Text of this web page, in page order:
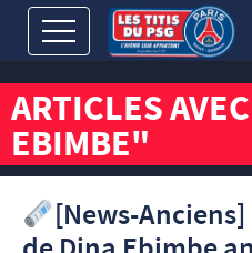
ARTICLES
EBIMBE"
[News-